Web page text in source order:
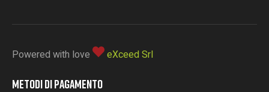
Powered with love
eXceed Srl
METODI DI PAGAMENTO